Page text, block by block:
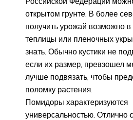
открытом грунте. В более
получить урожай возможно в
теплицы или пленочных
знать. Обычно кустики не
если их размер, превзошел
лучше подвязать, чтобы
поломку растения.
Помидоры характеризуются
универсальностью. Отлично